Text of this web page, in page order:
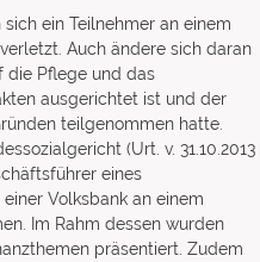
ein Teilnehmer an einem
Auch ändere sich daran
die Pflege und das
ausgerichtet ist und der
teilgenommen hatte.
(Urt. v. 31.10.2013
eines
Volksbank an einem
Im Rahm dessen wurden
präsentiert. Zudem